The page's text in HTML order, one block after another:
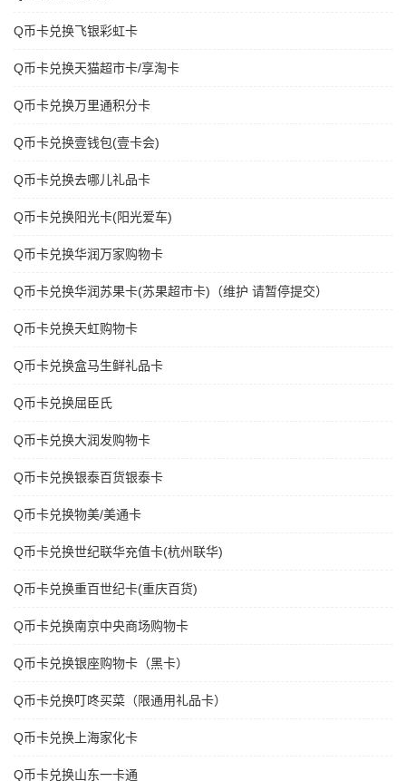
Q币卡兑换飞银彩虹卡
Q币卡兑换天猫超市卡/享淘卡
Q币卡兑换万里通积分卡
Q币卡兑换壹钱包(壹卡会)
Q币卡兑换去哪儿礼品卡
Q币卡兑换阳光卡(阳光爱车)
Q币卡兑换华润万家购物卡
Q币卡兑换华润苏果卡(苏果超市卡)（维护 请暂停提交）
Q币卡兑换天虹购物卡
Q币卡兑换盒马生鲜礼品卡
Q币卡兑换屈臣氏
Q币卡兑换大润发购物卡
Q币卡兑换银泰百货银泰卡
Q币卡兑换物美/美通卡
Q币卡兑换世纪联华充值卡(杭州联华)
Q币卡兑换重百世纪卡(重庆百货)
Q币卡兑换南京中央商场购物卡
Q币卡兑换银座购物卡（黑卡）
Q币卡兑换叮咚买菜（限通用礼品卡）
Q币卡兑换上海家化卡
Q币卡兑换山东一卡通